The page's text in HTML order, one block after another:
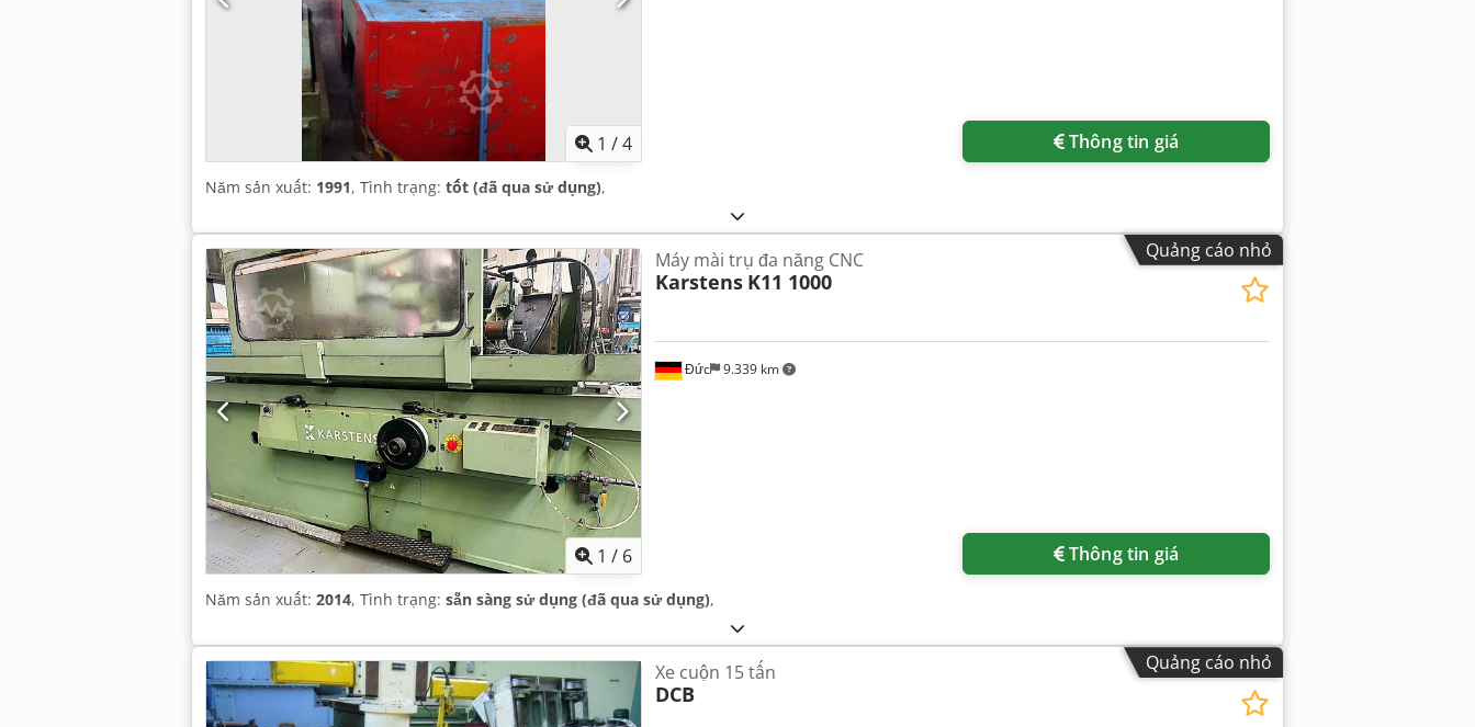
1 /4 Thông tin giá
Năm sản xuất: 1991, Tình trạng: tốt (đã qua sử dụng),
Quảng cáo nhỏ
1 / 6
Đức 9.339 km
Máy mài trụ đa năng CNC
Karstens K11 1000
Thông tin giá
Năm sản xuất: 2014, Tình trạng: sẵn sàng sử dụng (đã qua sử dụng),
Quảng cáo nhỏ
Xe cuộn 15 tấn
DCB